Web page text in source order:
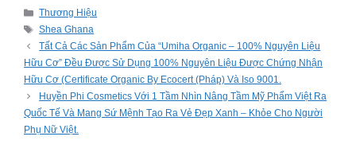
Categories
Thương Hiệu
Tags
Shea Ghana
Tất Cả Các Sản Phẩm Của “Umiha Organic – 100% Nguyên Liệu
Hữu Cơ” Đều Được Sử Dụng 100% Nguyên Liệu Được Chứng Nhận
Hữu Cơ (Certificate Organic By Ecocert (Pháp) Và Iso 9001.
Huyền Phi Cosmetics Với 1 Tầm Nhìn Nâng Tầm Mỹ Phẩm Việt Ra
Quốc Tế Và Mang Sứ Mệnh Tạo Ra Vẻ Đẹp Xanh – Khỏe Cho Người
Phụ Nữ Việt.